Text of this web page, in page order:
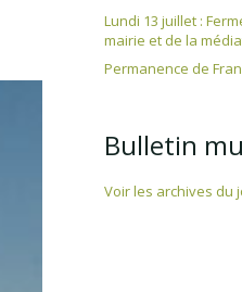
Lundi 13 juillet :
mairie et de la
Permanence de
Bulletin
Voir les archives du